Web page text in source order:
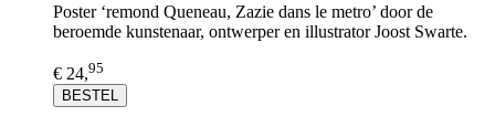
Poster ‘remond Queneau, Zazie dans le metro’ door de
beroemde kunstenaar, ontwerper en illustrator Joost Swarte.
€ 24,95
BESTEL